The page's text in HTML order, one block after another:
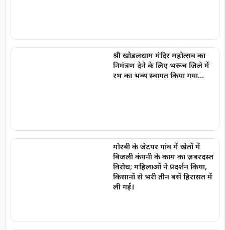
श्री खोडलधाम मंदिर महोत्सव का
निमंत्रण देने के लिए भरूच जिले में
रथ का भव्य स्वागत किया गया…
मोरबी के जेटपर गांव में खेतों में
बिजली कंपनी के काम का ज़बरदस्त
विरोध; महिलाओं ने प्रदर्शन किया,
किसानों से भरी तीन बसें हिरासत में
ली गईं।